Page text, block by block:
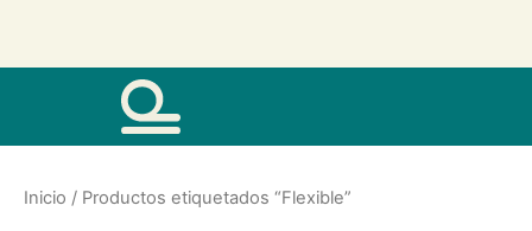
Inicio / Productos etiquetados “Flexible”